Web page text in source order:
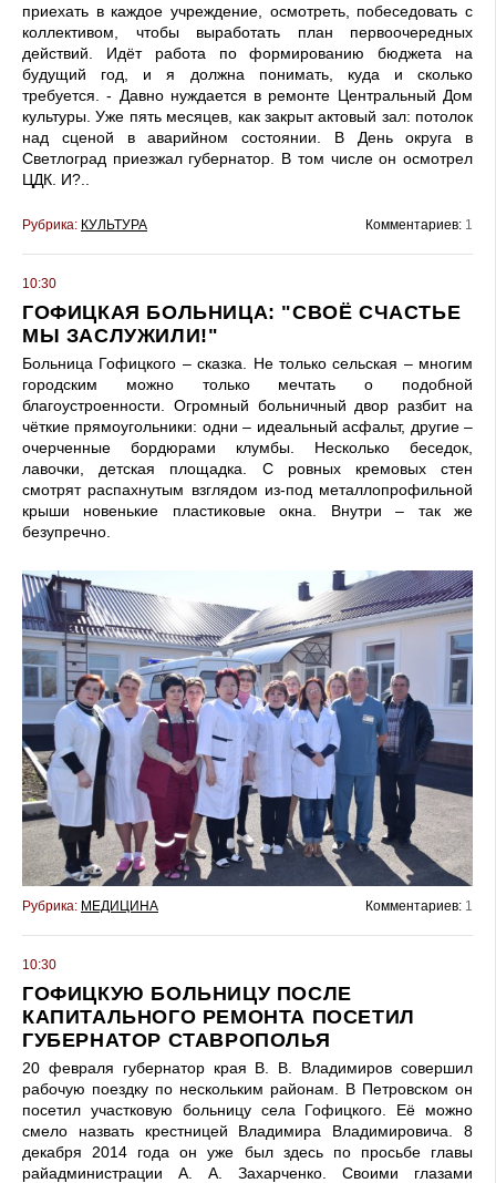
приехать в каждое учреждение, осмотреть, побеседовать с
коллективом, чтобы выработать план первоочередных
действий. Идёт работа по формированию бюджета на
будущий год, и я должна понимать, куда и сколько
требуется. - Давно нуждается в ремонте Центральный Дом
культуры. Уже пять месяцев, как закрыт актовый зал: потолок
над сценой в аварийном состоянии. В День округа в
Светлоград приезжал губернатор. В том числе он осмотрел
ЦДК. И?..
Рубрика: КУЛЬТУРА Комментариев: 1
10:30
ГОФИЦКАЯ БОЛЬНИЦА: "СВОЁ СЧАСТЬЕ
МЫ ЗАСЛУЖИЛИ!"
Больница Гофицкого – сказка. Не только сельская – многим
городским можно только мечтать о подобной
благоустроенности. Огромный больничный двор разбит на
чёткие прямоугольники: одни – идеальный асфальт, другие –
очерченные бордюрами клумбы. Несколько беседок,
лавочки, детская площадка. С ровных кремовых стен
смотрят распахнутым взглядом из-под металлопрофильной
крыши новенькие пластиковые окна. Внутри – так же
безупречно.
Рубрика: МЕДИЦИНА Комментариев: 1
10:30
ГОФИЦКУЮ БОЛЬНИЦУ ПОСЛЕ
КАПИТАЛЬНОГО РЕМОНТА ПОСЕТИЛ
ГУБЕРНАТОР СТАВРОПОЛЬЯ
20 февраля губернатор края В. В. Владимиров совершил
рабочую поездку по нескольким районам. В Петровском он
посетил участковую больницу села Гофицкого. Её можно
смело назвать крестницей Владимира Владимировича. 8
декабря 2014 года он уже был здесь по просьбе главы
райадминистрации А. А. Захарченко. Своими глазами